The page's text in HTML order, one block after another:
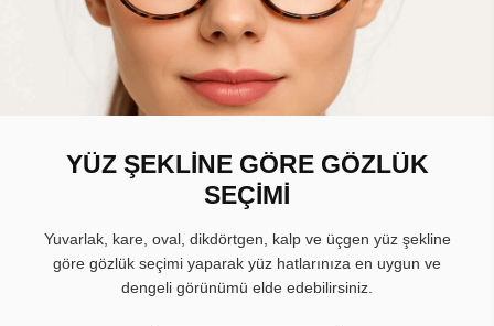
YÜZ ŞEKLİNE GÖRE GÖZLÜK
SEÇİMİ
Yuvarlak, kare, oval, dikdörtgen, kalp ve üçgen yüz şekline
göre gözlük seçimi yaparak yüz hatlarınıza en uygun ve
dengeli görünümü elde edebilirsiniz.